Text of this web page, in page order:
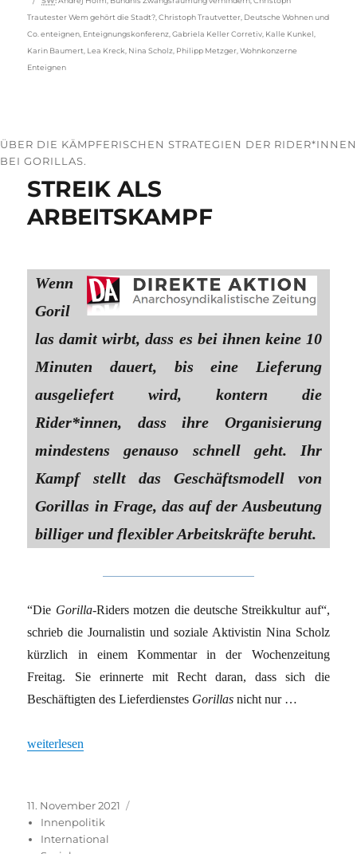
Trautester Wem gehört die Stadt? ,Christoph Trautvetter Deutsche Wohnen und
Co. enteignen Enteignungskonferenz ,Gabriela Keller Corretiv Kalle Kunkel
Karin Baumert Lea Kreck Nina Scholz Philipp Metzger ,Wohnkonzerne
Enteignen
ÜBER DIE KÄMPFERISCHEN STRATEGIEN DER RIDER*INNEN
BEI GORILLAS.
STREIK ALS
ARBEITSKAMPF
Wenn
Goril
las damit wirbt, dass es bei ihnen keine 10
Minuten dauert, bis eine Lieferung
ausgeliefert wird, kontern die
Rider*innen, dass ihre Organisierung
mindestens genauso schnell geht. Ihr
Kampf stellt das Geschäftsmodell von
Gorillas in Frage, das auf der Ausbeutung
billiger und flexibler Arbeitskräfte beruht.
“Die Gorilla-Riders motzen die deutsche Streikkultur auf“,
schrieb die Journalistin und soziale Aktivistin Nina Scholz
kürzlich in einem Kommentar in der Wochenzeitung
Freitag. Sie erinnerte mit Recht daran, dass sich die
Beschäftigten des Lieferdienstes Gorillas nicht nur …
„STREIK ALS ARBEITSKAMPF“
weiterlesen
Veröffentlicht
am
11. November 2021
Innenpolitik
International